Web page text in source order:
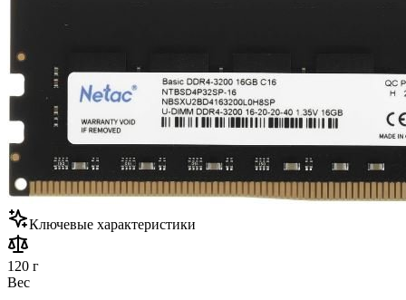
Ключевые характеристики
120 г
Вес